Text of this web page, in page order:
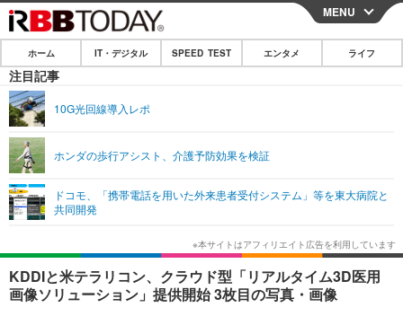
CLOSE
ホーム
IT・デジタル
ショッピング その他
SPEED TEST
エンタメ
エンタメTOP
韓国・芸能
音楽 スポーツ
ライフ
ライフTOP グルメ
ペット ショッピング
リリース一覧
プッシュ通知の停止方法
MENU
ホーム IT・デジタル SPEED TEST エンタメ ライフ
注目記事
10G光回線導入レポ
ホンダの歩行アシスト、介護予防効果を検証
ドコモ、「携帯電話を用いた外来患者受付システム」等を東大病院と
共同開発
KDDIと米テラリコン、クラウド型「リアルタイム3D医用
画像ソリューション」提供開始 3枚目の写真・画像